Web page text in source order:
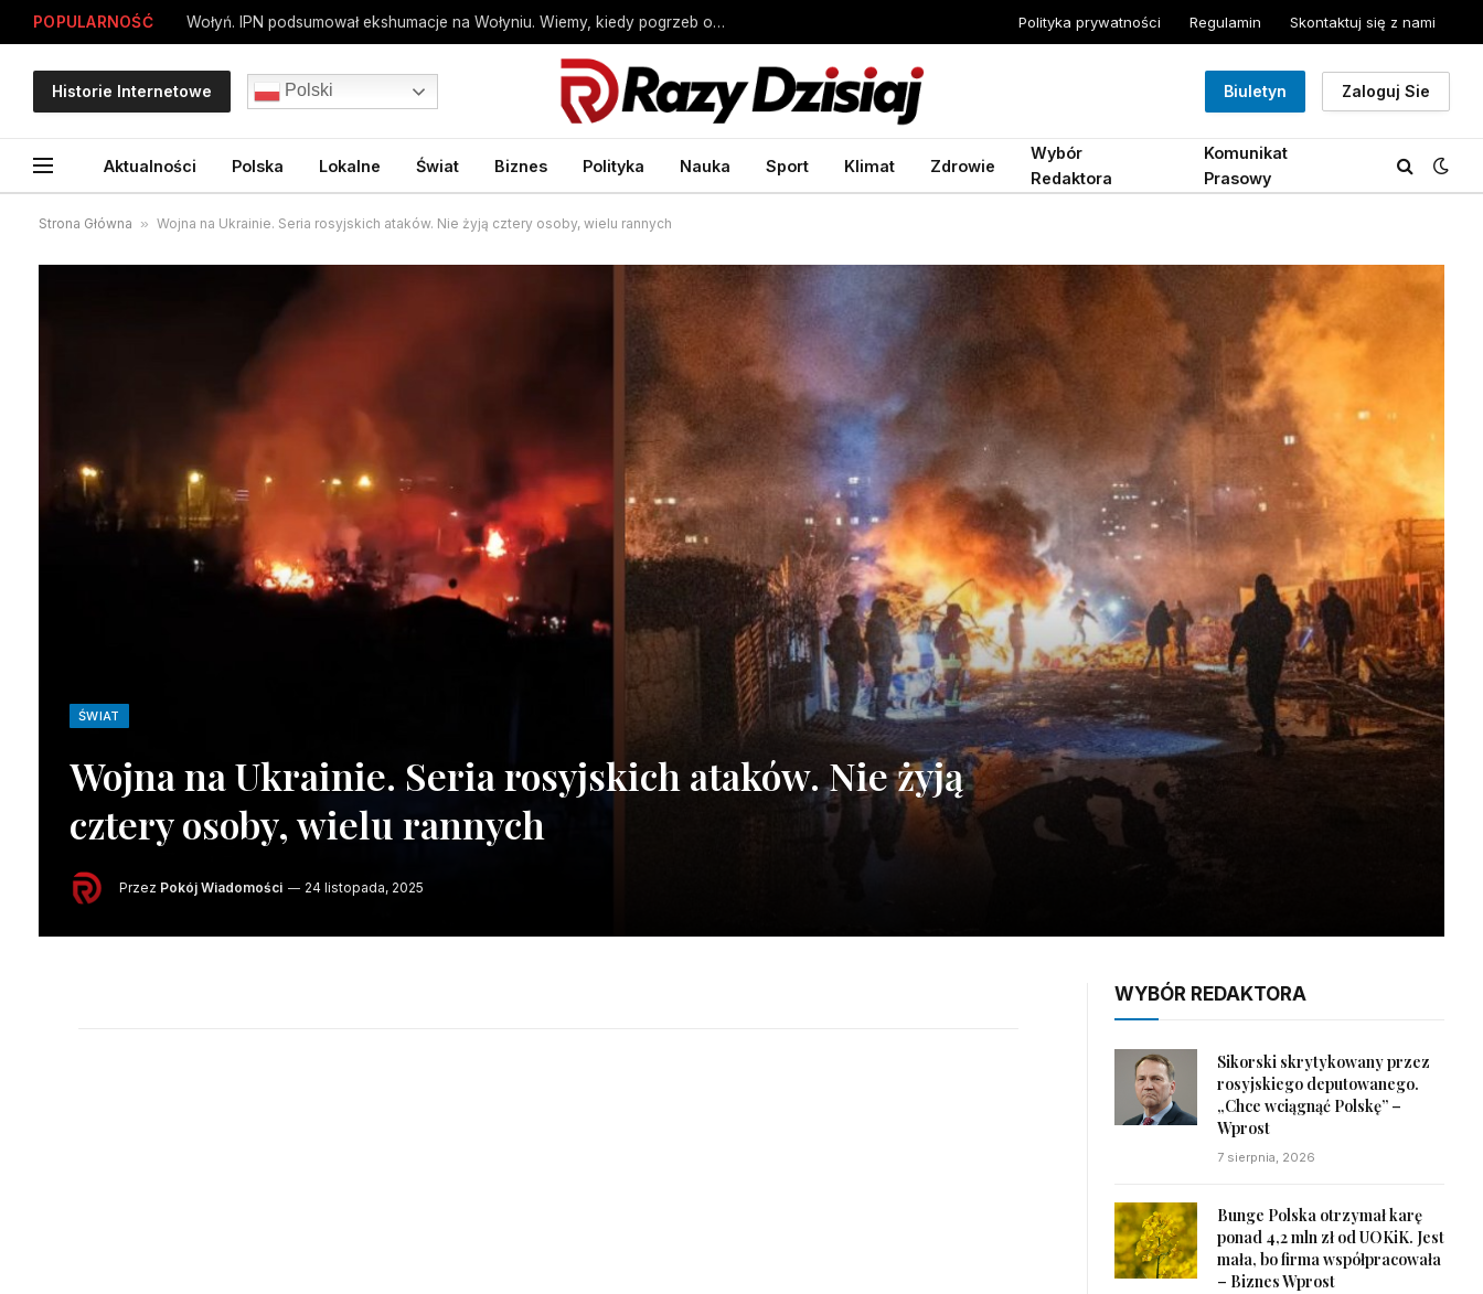
POPULARNOŚĆ Wołyń. IPN podsumował ekshumacje na Wołyniu. Wiemy, kiedy pogrzeb ofiar Polityka prywatności Regulamin Skontaktuj się z nami
Historie Internetowe Polski Biuletyn Zaloguj Sie
Aktualności Polska Lokalne Świat Biznes Polityka Nauka Sport Klimat Zdrowie
Wybór
Redaktora
Komunikat
Prasowy
Strona Główna » Wojna na Ukrainie. Seria rosyjskich ataków. Nie żyją cztery osoby, wielu rannych
ŚWIAT
Wojna na Ukrainie. Seria rosyjskich ataków. Nie żyją
cztery osoby, wielu rannych
Przez Pokój Wiadomości 24 listopada, 2025
WYBÓR REDAKTORA
Sikorski skrytykowany przez
rosyjskiego deputowanego.
„Chce wciągnąć Polskę” –
Wprost
7 sierpnia, 2026
Bunge Polska otrzymał karę
ponad 4,2 mln zł od UOKiK. Jest
mała, bo firma współpracowała
– Biznes Wprost